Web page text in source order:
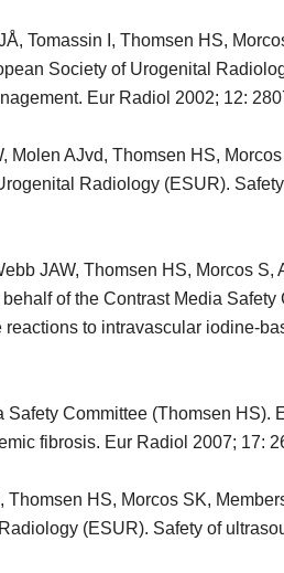
Tomassin I, Thomsen HS,
Society of Urogenital
Eur Radiol 2002; 12:
Molen AJvd, Thomsen HS,
Radiology (ESUR).
JAW, Thomsen HS, Morcos
behalf of the Contrast Media
reactions to intravascular iodine-
Safety Committee (Thomsen
fibrosis. Eur Radiol 2007; 17:
Thomsen HS, Morcos SK,
(ESUR). Safety of